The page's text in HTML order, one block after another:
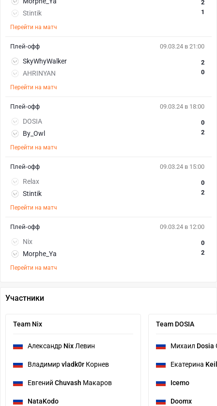
Stintik
2
1
Перейти на матч
09.03.24 в 21:00
SkyWhyWalker
AHRINYAN
2
0
Перейти на матч
Плей-офф
09.03.24 в 18:00
DOSIA
By_Owl
0
2
Перейти на матч
Плей-офф
09.03.24 в 15:00
Relax
Stintik
0
2
Перейти на матч
Плей-офф
09.03.24 в 12:00
Nix
Morphe_Ya
0
2
Перейти на матч
Плей-офф
Участники
Team Nix
Александр Nix Левин
Владимирvladk0r Корнев
Евгений Chuvash Макаров
NataKodo
Team DOSIA
Михаил Dosia
Екатерина
Icemo
Doomx